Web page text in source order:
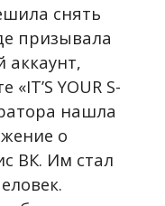
снять
призывала
аккаунт,
YOUR S-
нашла
о
ВК. Им стал